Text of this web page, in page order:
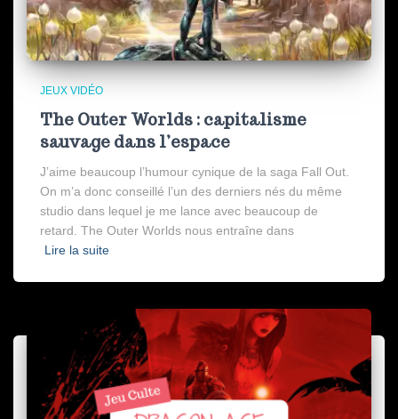
JEUX VIDÉO
The Outer Worlds : capitalisme
sauvage dans l’espace
J’aime beaucoup l’humour cynique de la saga Fall Out.
On m’a donc conseillé l’un des derniers nés du même
studio dans lequel je me lance avec beaucoup de
retard. The Outer Worlds nous entraîne dans
Lire la suite